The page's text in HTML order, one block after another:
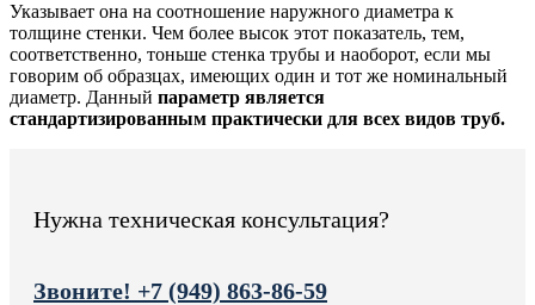
Указывает она на соотношение наружного диаметра к
толщине стенки. Чем более высок этот показатель, тем,
соответственно, тоньше стенка трубы и наоборот, если мы
говорим об образцах, имеющих один и тот же номинальный
диаметр. Данный параметр является
стандартизированным практически для всех видов труб.
Нужна техническая консультация?
Звоните! +7 (949) 863-86-59